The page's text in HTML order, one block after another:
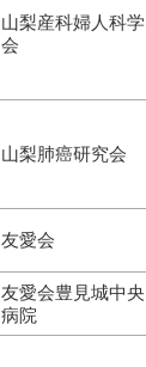
山梨産科婦人科学
会
山梨肺癌研究会
友愛会
友愛会豊見城中央
病院